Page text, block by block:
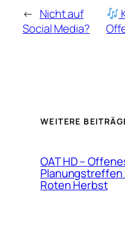
← Nicht auf
Social Media?
WEITERE
OAT HD –
Planungstreffen
Roten Herbst